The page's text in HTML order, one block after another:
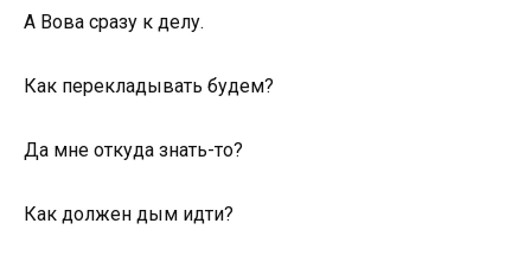
А Вова сразу к делу.
Как перекладывать будем?
Да мне откуда знать-то?
Как должен дым идти?